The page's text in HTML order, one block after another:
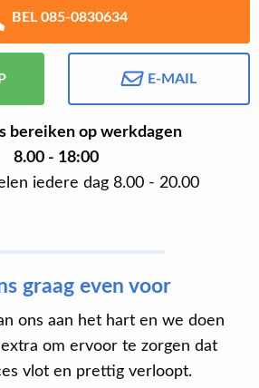
BEL 085-0830634
E-MAIL
bereiken op werkdagen
8.00 - 18:00
iedere dag 8.00 - 20.00
graag even voor
ons aan het hart en we doen
om ervoor te zorgen dat
vlot en prettig verloopt.